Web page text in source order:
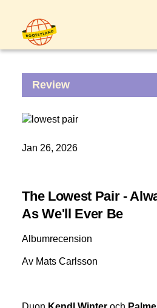
Review
Jan 26, 2026
The Lowest Pair -
As We'll Ever Be
Albumrecension
Av Mats Carlsson